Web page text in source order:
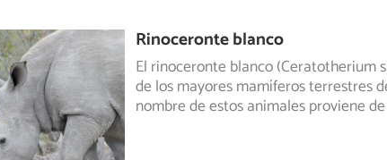
Rinoceronte blanco
El rinoceronte blanco (Ceratotherium
de los mayores mamíferosterrestres
nombre de estos animales proviene